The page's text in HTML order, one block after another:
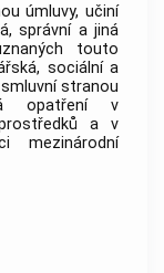
úmluvy, učiní
správní a jiná
touto
sociální a
stranou
opatření v
a v